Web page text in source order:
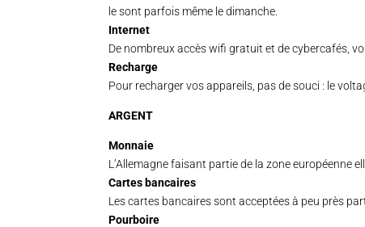
le sont parfois même le dimanche.
Internet
De nombreux accès wifi gratuit et de cybercafés,
Recharge
Pour recharger vos appareils, pas de souci : le
ARGENT
Monnaie
L’Allemagne faisant partie de la zone européenne
Cartes bancaires
Les cartes bancaires sont acceptées à peu près
Pourboire